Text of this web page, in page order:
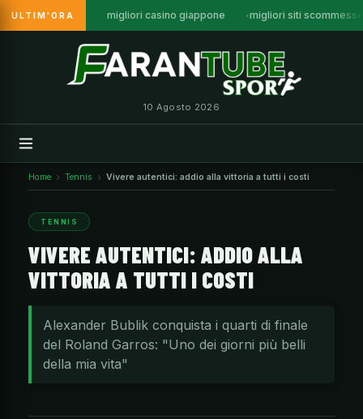
ULTIM'ORA migliori casino giappone migliori siti
10 Agosto 2026
Home Tennis Vivere autentici: addio alla vittoria a tutti i costi
TENNIS
VIVERE AUTENTICI: ADDIO ALLA
VITTORIA A TUTTI I COSTI
Alexander Bublik conquista i quarti di finale
del Roland Garros: "Uno dei giorni più belli
della mia vita"